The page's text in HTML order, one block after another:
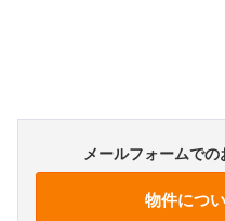
メールフォームで